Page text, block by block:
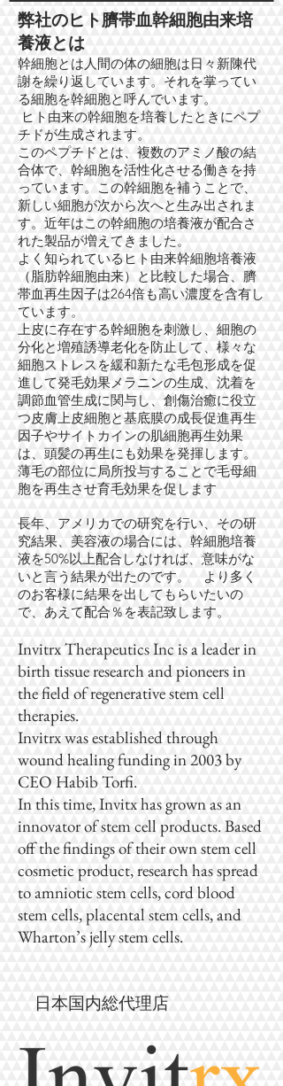
​弊社のヒト臍帯血幹細胞由来培
養液とは
幹細胞とは人間の体の細胞は日々新陳代
謝を繰り返しています。それを掌ってい
る細胞を幹細胞と呼んでいます。
ヒト由来の幹細胞を培養したときにペプ
チドが生成されます。
このペプチドとは、複数のアミノ酸の結
合体で、幹細胞を活性化させる働きを持
っています。この幹細胞を補うことで、
新しい細胞が次から次へと生み出されま
す。近年はこの幹細胞の培養液が配合さ
れた製品が増えてきました。
よく知られているヒト由来幹細胞培養液
（脂肪幹細胞由来）と比較した場合、臍
帯血再生因子は264倍も高い濃度を含有し
ています。
上皮に存在する幹細胞を刺激し、細胞の
分化と増殖誘導老化を防止して、様々な
細胞ストレスを緩和新たな毛包形成を促
進して発毛効果メラニンの生成、沈着を
調節血管生成に関与し、創傷治癒に役立
つ皮膚上皮細胞と基底膜の成長促進再生
因子やサイトカインの肌細胞再生効果
は、頭髪の再生にも効果を発揮します。
薄毛の部位に局所投与することで毛母細
胞を再生させ育毛効果を促します
長年、アメリカでの研究を行い、その研
究結果、美容液の場合には、幹細胞培養
液を50%以上配合しなければ、意味がな
いと言う結果が出たのです。 より多く
のお客様に結果を出してもらいたいの
で、あえて配合％を表記致します。
Invitrx Therapeutics Inc is a leader in
birth tissue research and pioneers in
the field of regenerative stem cell
therapies.
Invitrx was established through
wound healing funding in 2003 by
CEO Habib Torfi.
In this time, Invitx has grown as an
innovator of stem cell products. Based
off the findings of their own stem cell
cosmetic product, research has spread
to amniotic stem cells, cord blood
stem cells, placental stem cells, and
Wharton’s jelly stem cells.
日本国内総代理店​